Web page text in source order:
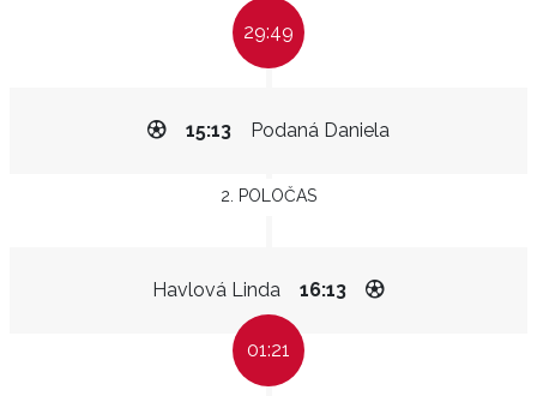
29:49
Podaná Daniela
15:13
2. POLOČAS
Havlová Linda 16:13
01:21